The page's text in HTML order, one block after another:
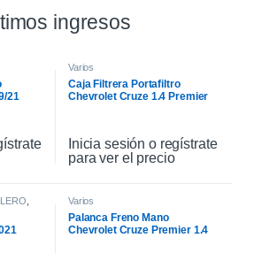
ingresos
21
Varios
Caja Filtrera Portafiltro
Chevrolet Cruze 1.4 Premier
Inicia sesión o regístrate
para ver el precio
Varios
Palanca Freno Mano
Chevrolet Cruze Premier 1.4